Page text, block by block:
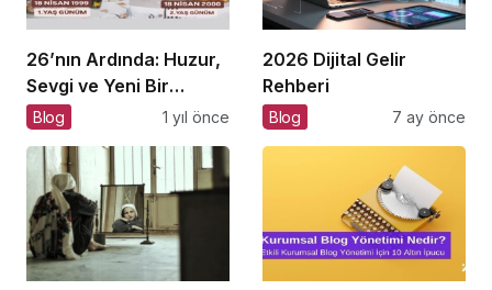
26’nın Ardında: Huzur,
Sevgi ve Yeni Bir
Başlangıç
Blog 1 yıl önce
2026 Dijital Gelir
Rehberi
Blog 7 ay önce